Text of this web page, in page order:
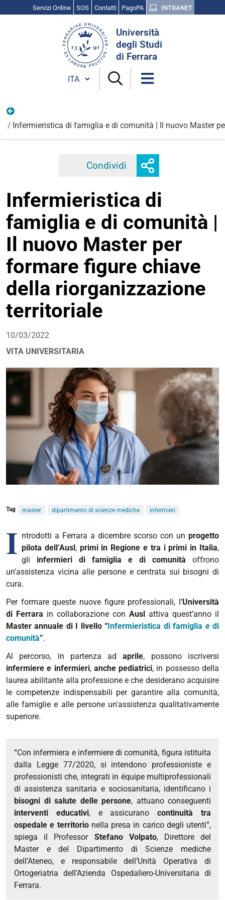
Servizi Online SOS Contatti PagoPA INTRANET
Università
degli Studi
di Ferrara
Cambia lingua
Infermieristica di famiglia e di comunità | Il nuovo Master
Condividi Facebook
opzioni
di
condivisione
Infermieristica di
famiglia e di comunità |
Il nuovo Master per
formare figure chiave
della riorganizzazione
territoriale
10/03/2022
VITA UNIVERSITARIA
Tag master dipartimento di scienze mediche infermieri
I ntrodotti a Ferrara a dicembre scorso con un progetto
pilota dell’Ausl, primi in Regione e tra i primi in Italia,
gli infermieri di famiglia e di comunità offrono
un’assistenza vicina alle persone e centrata sui bisogni di
cura.
Per formare queste nuove figure professionali, l’Università
di Ferrara in collaborazione con Ausl attiva quest’anno il
Master annuale di I livello “Infermieristica di famiglia e di
comunità”.
Al percorso, in partenza adaprile, possono iscriversi
infermiere e infermieri, anche pediatrici, in possesso della
laurea abilitante alla professione e che desiderano acquisire
le competenze indispensabili per garantire alla comunità,
alle famiglie e alle persone un'assistenza qualitativamente
superiore.
“Con infermiera e infermiere di comunità, figura istituita
dalla Legge 77/2020, si intendono professioniste e
professionisti che, integrati in équipe multiprofessionali
di assistenza sanitaria e sociosanitaria, identificano i
bisogni di salute delle persone, attuano conseguenti
interventi educativi, e assicuranocontinuità tra
ospedale e territorionella presa in carico degli utenti”,
spiega il Professor Stefano Volpato, Direttore del
Master e del Dipartimento di Scienze mediche
dell’Ateneo, e responsabile dell’Unità Operativa di
Ortogeriatria dell’Azienda Ospedaliero-Universitaria di
Ferrara.